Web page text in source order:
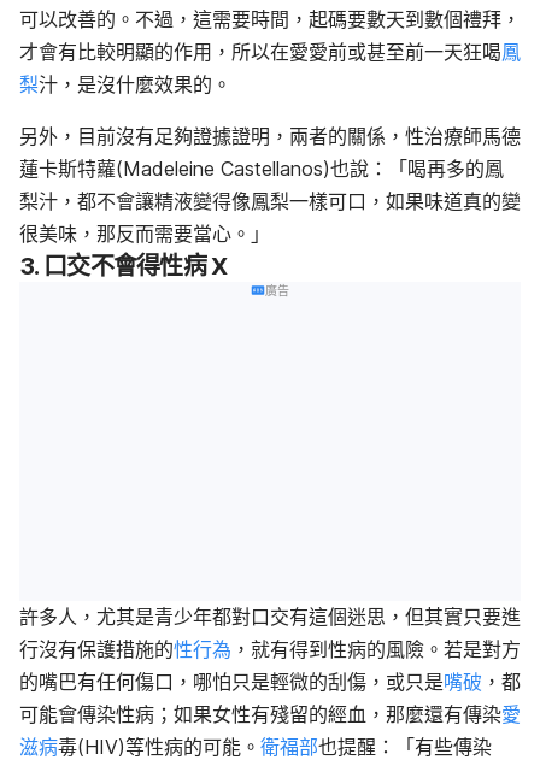
可以改善的。不過，這需要時間，起碼要數天到數個禮拜，
才會有比較明顯的作用，所以在愛愛前或甚至前一天狂喝鳳
梨汁，是沒什麼效果的。
另外，目前沒有足夠證據證明，兩者的關係，性治療師馬德
蓮卡斯特蘿(Madeleine Castellanos)也說：「喝再多的鳳
梨汁，都不會讓精液變得像鳳梨一樣可口，如果味道真的變
很美味，那反而需要當心。」
3. 口交不會得性病 X
廣告
許多人，尤其是青少年都對口交有這個迷思，但其實只要進
行沒有保護措施的性行為 ，就有得到性病的風險。若是對方
的嘴巴有任何傷口，哪怕只是輕微的刮傷，或只是嘴破 ，都
可能會傳染性病；如果女性有殘留的經血，那麼還有傳染愛
滋病毒(HIV)等性病的可能。 衛福部也提醒：「有些傳染